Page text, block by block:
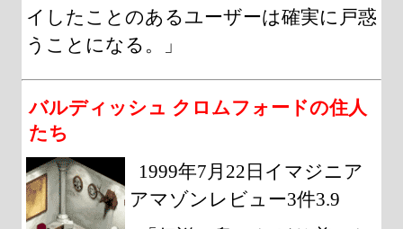
イしたことのあるユーザーは確実に戸惑
うことになる。」
バルディッシュ クロムフォードの住人
たち
1999年7月22日イマジニア
アマゾンレビュー3件3.9